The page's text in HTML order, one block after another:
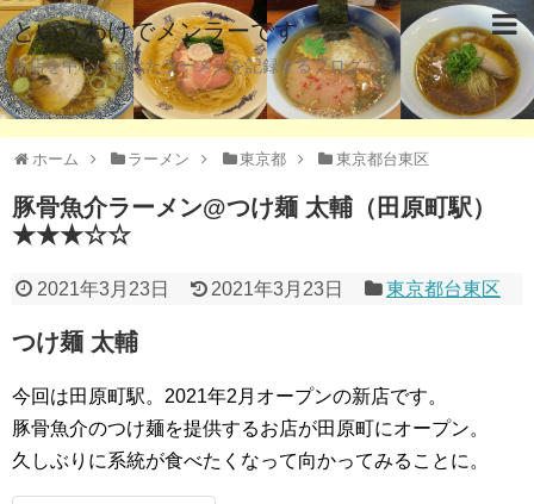
というわけでメンラーです
新店を中心に食べたラーメンを記録するブログです。
ホーム ラーメン 東京都 東京都台東区
豚骨魚介ラーメン@つけ麺 太輔（田原町駅）
★★★☆☆
2021年3月23日 2021年3月23日 東京都台東区
つけ麺 太輔
今回は田原町駅。2021年2月オープンの新店です。
豚骨魚介のつけ麺を提供するお店が田原町にオープン。
久しぶりに系統が食べたくなって向かってみることに。